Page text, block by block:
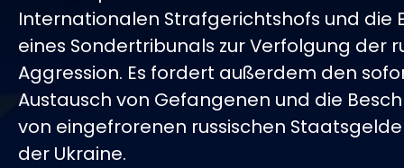
Internationalen Strafgerichtshofs und die
eines Sondertribunals zur Verfolgung der
Aggression. Es fordert außerdem den
Austausch von Gefangenen und die
von eingefrorenen russischen
der Ukraine.